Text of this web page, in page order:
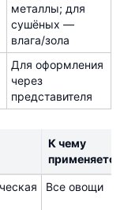
металлы; для
сушёных —
влага/зола
Для оформления
через
представителя
К чему
применяется
Все овощи